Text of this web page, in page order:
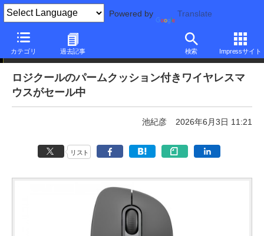
Powered by Translate
カテゴリ 過去記事 検索 Impressサイト
本日みつけたお買い得品
ロジクールのパームクッション付きワイヤレスマ
ウスがセール中
池紀彦 2026年6月3日 11:21
リスト